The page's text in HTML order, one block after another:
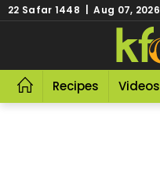
22 Safar 1448 | Aug 07, 2026
Recipes Videos